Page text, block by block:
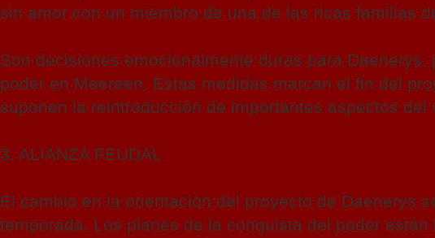
sin amor con un miembro de una de las ricas familias
Son decisiones emocionalmente duras para
poder en Meereen. Estas medidas marcan el fin del
suponen la reintroducción de importantes aspectos
3. ALIANZA FEUDAL
El cambio en la orientación del proyecto de Daenerys
temporada. Los planes de la conquista del poder